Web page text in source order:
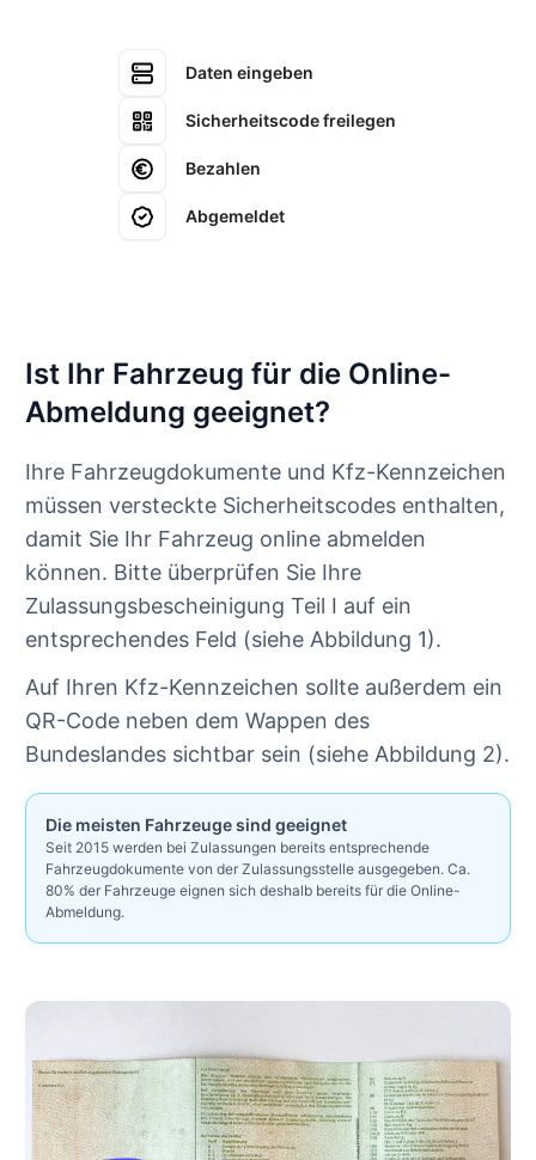
Daten eingeben
Sicherheitscode freilegen
Bezahlen
Abgemeldet
Ist Ihr Fahrzeug für die Online-
Abmeldung geeignet?
Ihre Fahrzeugdokumente und Kfz-Kennzeichen
müssen versteckte Sicherheitscodes enthalten,
damit Sie Ihr Fahrzeug online abmelden
können. Bitte überprüfen Sie Ihre
Zulassungsbescheinigung Teil I auf ein
entsprechendes Feld (siehe Abbildung 1).
Auf Ihren Kfz-Kennzeichen sollte außerdem ein
QR-Code neben dem Wappen des
Bundeslandes sichtbar sein (siehe Abbildung 2).
Die meisten Fahrzeuge sind geeignet
Seit 2015 werden bei Zulassungen bereits entsprechende
Fahrzeugdokumente von der Zulassungsstelle ausgegeben. Ca.
80% der Fahrzeuge eignen sich deshalb bereits für die Online-
Abmeldung.